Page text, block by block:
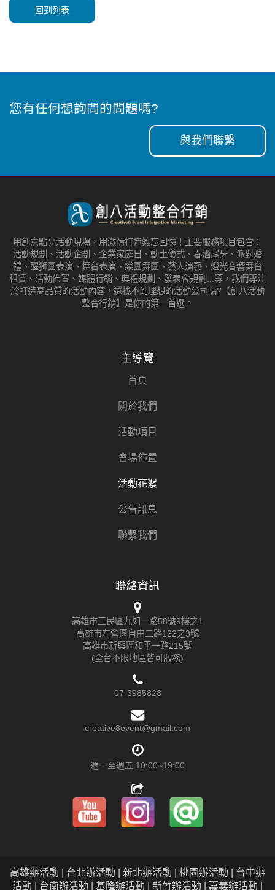
回到列表
您有任何想詢問的問題嗎?
與我們聯繫
用創意點亮活動現場，用激情打造難忘回憶！主要服務項目包含：
活動規劃、活動企劃、企業家庭日、動土儀式、春酒尾牙、派對婚
禮、醒獅團表演、舞台表演、樂團舞團、藝人演藝、燈光音響舞台
租賃、活動佈置、媒體行銷、典禮規劃、發表會規劃...等，我們專注
於打造高品質的活動內容，還找不到理想的活動公司嗎?【創八活動
整合行銷】是你的第一首選。
主導覽
首頁
關於我們
活動項目
會場佈置
活動花絮
公告訊息
聯繫我們
聯絡資訊
高雄市三民區九如一路58號9樓之1
高雄市左營區自由二路122之3號
高雄市新興區和平一路215號
(全台不限地區皆可服務)
07-3985828
creative8event@gmail.com
週一至週五 10:00~19:00
高雄辦活動 | 台北辦活動 | 新北辦活動 | 桃園辦活動 | 台中辦
活動 | 台南辦活動 | 基隆辦活動 | 新竹辦活動 | 嘉義辦活動 |